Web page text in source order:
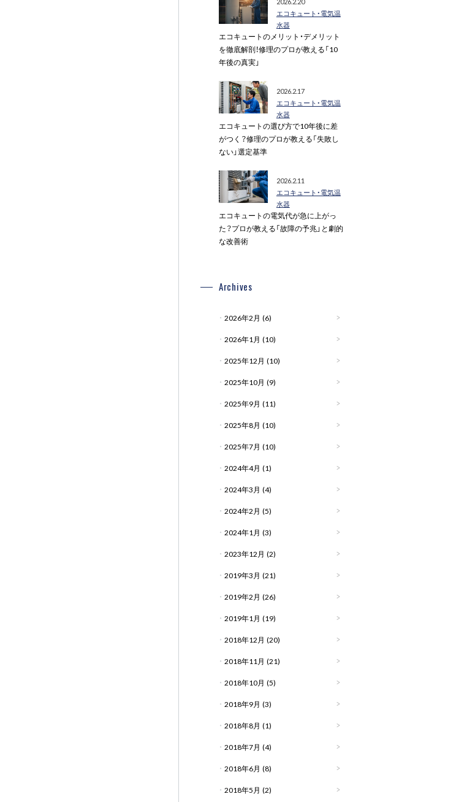
エコキュート・電気温
水器
エコキュートのメリット・デメリット
を徹底解剖！修理のプロが教える「10
年後の真実」
2026.2.17
エコキュート・電気温
水器
エコキュートの選び方で10年後に差
がつく？修理のプロが教える「失敗し
ない」選定基準
2026.2.11
エコキュート・電気温
水器
エコキュートの電気代が急に上がっ
た？プロが教える「故障の予兆」と劇的
な改善術
Archives
2026年2月 (6)
2026年1月 (10)
2025年12月 (10)
2025年10月 (9)
2025年9月 (11)
2025年8月 (10)
2025年7月 (10)
2024年4月 (1)
2024年3月 (4)
2024年2月 (5)
2024年1月 (3)
2023年12月 (2)
2019年3月 (21)
2019年2月 (26)
2019年1月 (19)
2018年12月 (20)
2018年11月 (21)
2018年10月 (5)
2018年9月 (3)
2018年8月 (1)
2018年7月 (4)
2018年6月 (8)
2018年5月 (2)